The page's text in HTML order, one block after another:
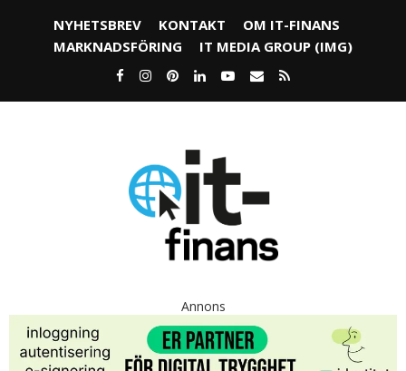
NYHETSBREV KONTAKT
OM IT-FINANS
MARKNADSFÖRING
IT MEDIA GROUP (IMG)
Annons